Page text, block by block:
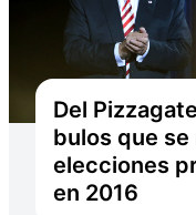
Del
bulos que
elecciones
en 2016